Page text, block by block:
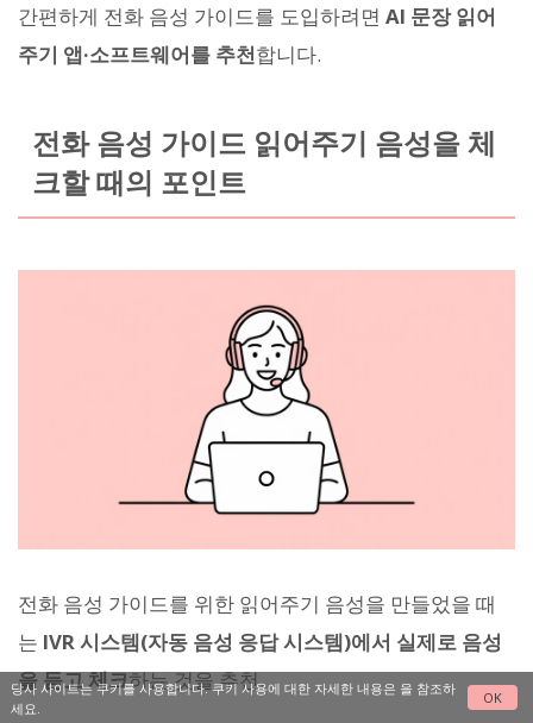
간편하게 전화 음성 가이드를 도입하려면 AI 문장 읽어
주기 앱·소프트웨어를 추천합니다.
전화 음성 가이드 읽어주기 음성을 체
크할 때의 포인트
전화 음성 가이드를 위한 읽어주기 음성을 만들었을 때
는 IVR 시스템(자동 음성 응답 시스템)에서 실제로 음성
을 듣고 체크하는 것을 추천.
당사 사이트는 쿠키를 사용합니다. 쿠키 사용에 대한 자세한 내용은 을 참조하
세요.
OK